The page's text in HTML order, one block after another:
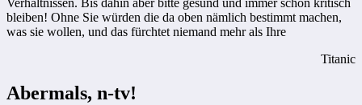
Verhältnissen. Bis dahin aber bitte gesund und immer schön kritisch
bleiben! Ohne Sie würden die da oben nämlich bestimmt machen,
was sie wollen, und das fürchtet niemand mehr als Ihre
Titanic
Abermals, n-tv!